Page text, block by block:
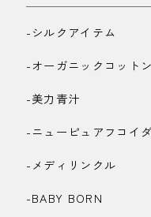
-シルクアイテム
-オーガニックコットン
-美力青汁
-ニューピュアフコイ
-メディリンクル
-BABY BORN